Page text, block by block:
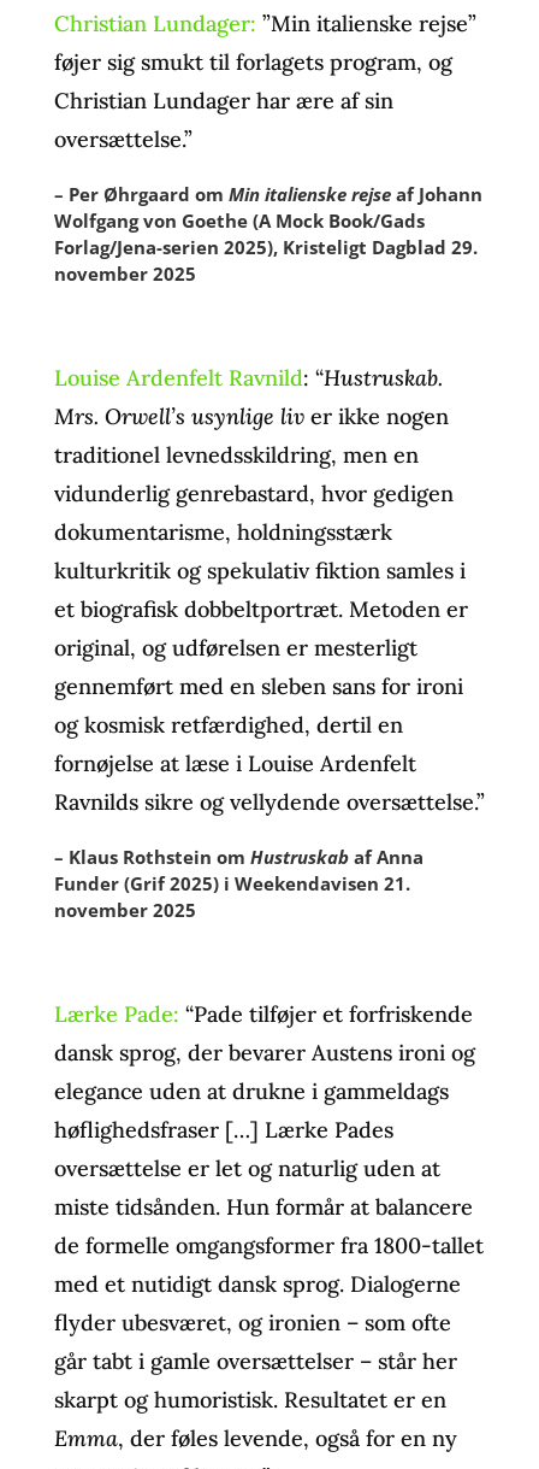
Christian Lundager: ”Min italienske rejse”
føjer sig smukt til forlagets program, og
Christian Lundager har ære af sin
oversættelse.”
– Per Øhrgaard om Min italienske rejseaf Johann
Wolfgang von Goethe (A Mock Book/Gads
Forlag/Jena-serien 2025), Kristeligt Dagblad 29.
november 2025
Louise Ardenfelt Ravnild: “Hustruskab.
Mrs. Orwell’s usynlige liver ikke nogen
traditionel levnedsskildring, men en
vidunderlig genrebastard, hvor gedigen
dokumentarisme, holdningsstærk
kulturkritik og spekulativ fiktion samles i
et biografisk dobbeltportræt. Metoden er
original, og udførelsen er mesterligt
gennemført med en sleben sans for ironi
og kosmisk retfærdighed, dertil en
fornøjelse at læse i Louise Ardenfelt
Ravnilds sikre og vellydende oversættelse.”
– Klaus Rothstein om Hustruskab af Anna
Funder (Grif 2025) i Weekendavisen 21.
november 2025
Lærke Pade: “Pade tilføjer et forfriskende
dansk sprog, der bevarer Austens ironi og
elegance uden at drukne i gammeldags
høflighedsfraser […] Lærke Pades
oversættelse er let og naturlig uden at
miste tidsånden. Hun formår at balancere
de formelle omgangsformer fra 1800-tallet
med et nutidigt dansk sprog. Dialogerne
flyder ubesværet, og ironien – som ofte
går tabt i gamle oversættelser – står her
skarpt og humoristisk. Resultatet er en
Emma, der føles levende, også for en ny